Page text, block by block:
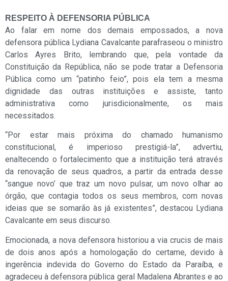
RESPEITO À DEFENSORIA PÚBLICA
Ao falar em nome dos demais empossados, a nova
defensora pública Lydiana Cavalcante parafraseou o ministro
Carlos Ayres Brito, lembrando que, pela vontade da
Constituição da República, não se pode tratar a Defensoria
Pública como um “patinho feio”, pois ela tem a mesma
dignidade das outras instituições e assiste, tanto
administrativa como jurisdicionalmente, os mais
necessitados.
“Por estar mais próxima do chamado humanismo
constitucional, é imperioso prestigiá-la”, advertiu,
enaltecendo o fortalecimento que a instituição terá através
da renovação de seus quadros, a partir da entrada desse
“sangue novo’ que traz um novo pulsar, um novo olhar ao
órgão, que contagia todos os seus membros, com novas
ideias que se somarão às já existentes”, destacou Lydiana
Cavalcante em seus discurso.
Emocionada, a nova defensora historiou a via crucis de mais
de dois anos após a homologação do certame, devido à
ingerência indevida do Governo do Estado da Paraíba, e
agradeceu à defensora pública geral Madalena Abrantes e ao